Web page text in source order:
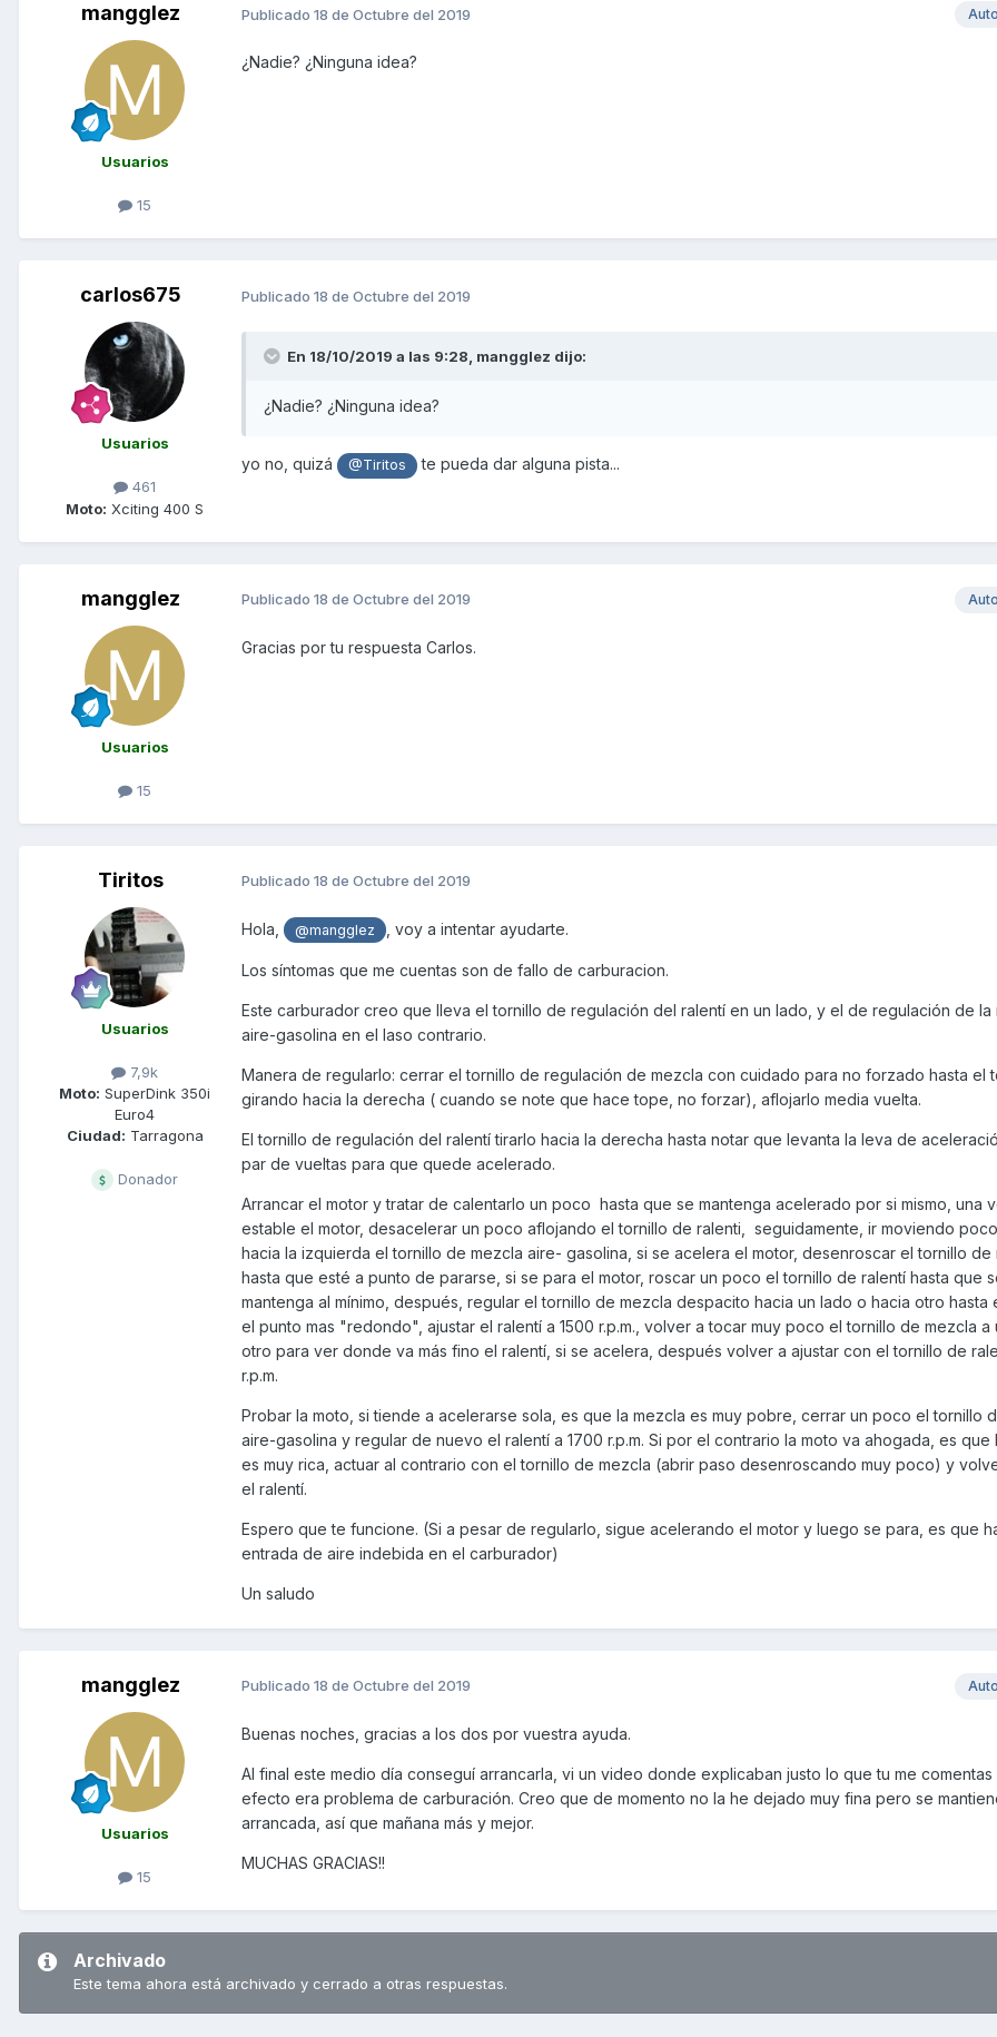
mangglez
Usuarios
15
Publicado 18 de Octubre del 2019
¿Nadie? ¿Ninguna idea?
carlos675
Usuarios
461
Moto: Xciting 400 S
Publicado 18 de Octubre del 2019
En 18/10/2019 a las 9:28, mangglez dijo:
¿Nadie? ¿Ninguna idea?
yo no, quizá @Tiritos te pueda dar alguna pista...
mangglez
Usuarios
15
Publicado 18 de Octubre del 2019
Gracias por tu respuesta Carlos.
Tiritos
Usuarios
7,9k
Moto: SuperDink 350i
Euro4
Ciudad: Tarragona
Donador
Publicado 18 de Octubre del 2019
Hola, @mangglez , voy a intentar ayudarte.
Los síntomas que me cuentas son de fallo de carburacion.
Este carburador creo que lleva el tornillo de regulación del ralentí en un lado, y el de regulación de la
aire-gasolina en el laso contrario.
Manera de regularlo: cerrar el tornillo de regulación de mezcla con cuidado para no forzado hasta el
girando hacia la derecha ( cuando se note que hace tope, no forzar), aflojarlo media vuelta.
El tornillo de regulación del ralentí tirarlo hacia la derecha hasta notar que levanta la leva de
par de vueltas para que quede acelerado.
Arrancar el motor y tratar de calentarlo un poco hasta que se mantenga acelerado por si mismo, una
estable el motor, desacelerar un poco aflojando el tornillo de ralenti, seguidamente, ir moviendo
hacia la izquierda el tornillo de mezcla aire- gasolina, si se acelera el motor, desenroscar el tornillo de
hasta que esté a punto de pararse, si se para el motor, roscar un poco el tornillo de ralentí hasta que
mantenga al mínimo, después, regular el tornillo de mezcla despacito hacia un lado o hacia otro hasta
el punto mas "redondo", ajustar el ralentí a 1500 r.p.m., volver a tocar muy poco el tornillo de mezcla a
otro para ver donde va más fino el ralentí, si se acelera, después volver a ajustar con el tornillo de
r.p.m.
Probar la moto, si tiende a acelerarse sola, es que la mezcla es muy pobre, cerrar un poco el tornillo
aire-gasolina y regular de nuevo el ralentí a 1700 r.p.m. Si por el contrario la moto va ahogada, es que
es muy rica, actuar al contrario con el tornillo de mezcla (abrir paso desenroscando muy poco) y
el ralentí.
Espero que te funcione. (Si a pesar de regularlo, sigue acelerando el motor y luego se para, es que
entrada de aire indebida en el carburador)
Un saludo
mangglez
Usuarios
15
Publicado 18 de Octubre del 2019
Buenas noches, gracias a los dos por vuestra ayuda.
Al final este medio día conseguí arrancarla, vi un video donde explicaban justo lo que tu me comentas
efecto era problema de carburación. Creo que de momento no la he dejado muy fina pero se
arrancada, así que mañana más y mejor.
MUCHAS GRACIAS!!
Archivado
Este tema ahora está archivado y cerrado a otras respuestas.